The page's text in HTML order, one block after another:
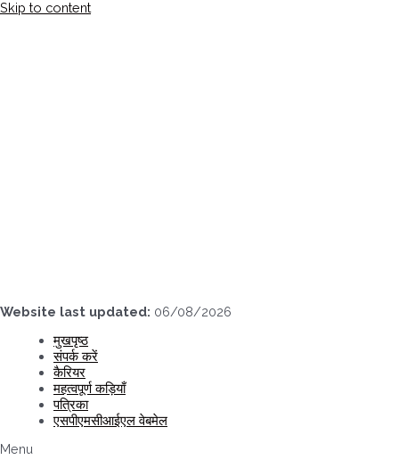
Skip to content
Website last updated: 06/08/2026
मुखपृष्ठ
संपर्क करें
कैरियर
महत्वपूर्ण कड़ियाँ
पत्रिका
एसपीएमसीआईएल वेबमेल
Menu